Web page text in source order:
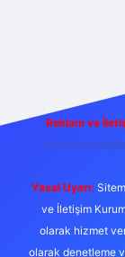
Reklam ve
Yasal Uyarı:
ve İletişim
olarak hizmet
olarak denetleme